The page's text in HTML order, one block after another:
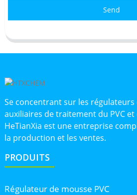
Send
Se concentrant sur les régulateurs
auxiliaires de traitement du PVC
HeTianXia est une entreprise
la production et les ventes.
PRODUITS
Régulateur de mousse PVC